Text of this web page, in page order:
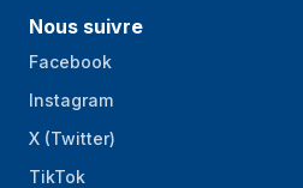
Nous suivre
Facebook
Instagram
X (Twitter)
TikTok